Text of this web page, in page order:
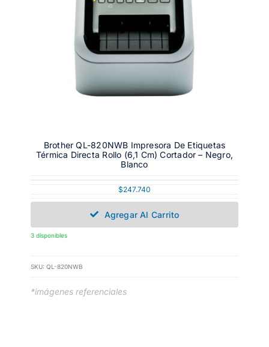
Brother QL-820NWB Impresora De Etiquetas
Térmica Directa Rollo (6,1 Cm) Cortador – Negro,
Blanco
$247.740
Agregar Al Carrito
3 disponibles
SKU: QL-820NWB
*imágenes referenciales